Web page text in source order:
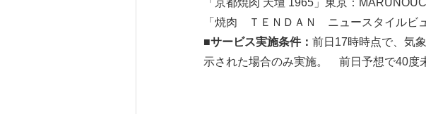
「京都焼肉 天壇 1965」東京：
「焼肉 ＴＥＮＤＡＮ ニュースタイルビ
■サービス実施条件： 前日17時時点で、気
示された場合のみ実施。 前日予想で40度